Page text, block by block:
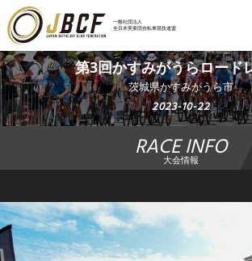
一般社団法人
全日本実業団自転車競技連盟
ニュース
レース日程
ランキング
チーム・選手
第3回かすみがうらロード
茨城県かすみがうら市
2023-10-22
RACE INFO
大会情報